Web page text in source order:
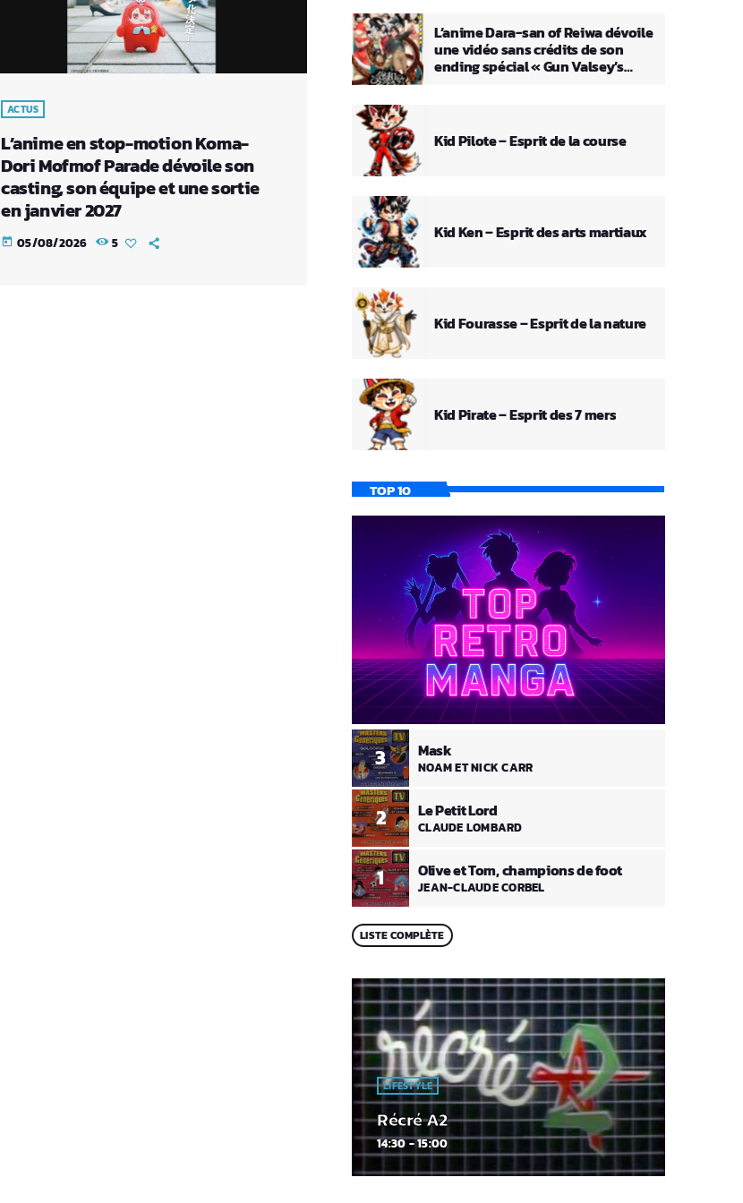
ACTUS
L’anime en stop-motion Koma-
Dori Mofmof Parade dévoile son
casting, son équipe et une sortie
en janvier 2027
today 05/08/2026 5
L’anime Dara-san of Reiwa dévoile
une vidéo sans crédits de son
ending spécial « Gun Valsey’s
Kid Pilote – Esprit de la course
Kid Ken – Esprit des arts martiaux
Kid Fourasse – Esprit de la nature
Kid Pirate – Esprit des 7 mers
TOP 10
1 Olive et Tom, champions de foot
JEAN-CLAUDE CORBEL
2 Le Petit Lord
CLAUDE LOMBARD
3 Mask
NOAM ET NICK CARR
LISTE COMPLÈTE
LIFESTYLE
Récré A2
14:30 - 15:00